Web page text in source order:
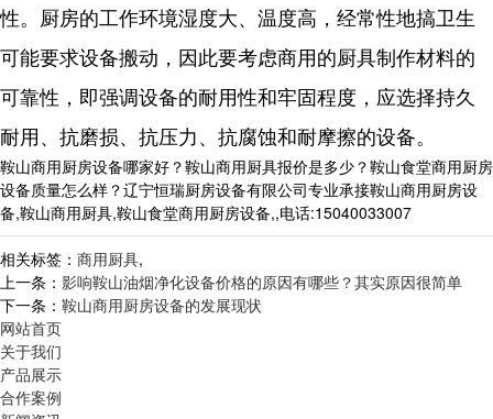
性。厨房的工作环境湿度大、温度高，经常性地搞卫生
可能要求设备搬动，因此要考虑商用的厨具制作材料的
可靠性，即强调设备的耐用性和牢固程度，应选择持久
耐用、抗磨损、抗压力、抗腐蚀和耐摩擦的设备。
鞍山商用厨房设备哪家好？鞍山商用厨具报价是多少？鞍山食堂商用厨房
设备质量怎么样？辽宁恒瑞厨房设备有限公司专业承接鞍山商用厨房设
备,鞍山商用厨具,鞍山食堂商用厨房设备,,电话:15040033007
相关标签： 商用厨具,
上一条： 影响鞍山油烟净化设备价格的原因有哪些？其实原因很简单
下一条： 鞍山商用厨房设备的发展现状
网站首页
关于我们
产品展示
合作案例